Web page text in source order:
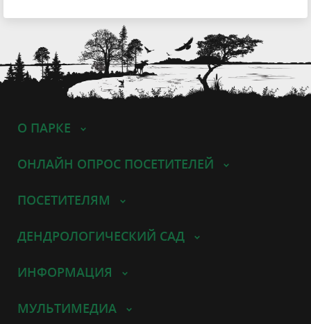
О ПАРКЕ
ОНЛАЙН ОПРОС ПОСЕТИТЕЛЕЙ
ПОСЕТИТЕЛЯМ
ДЕНДРОЛОГИЧЕСКИЙ САД
ИНФОРМАЦИЯ
МУЛЬТИМЕДИА